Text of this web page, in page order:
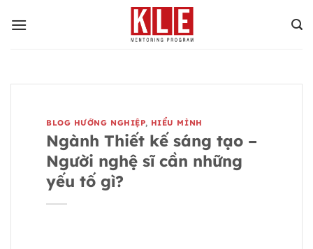
qua
BLOG HƯỚNG NGHIỆP, HIỂU MÌNH
Ngành Thiết kế sáng tạo –
Người nghệ sĩ cần những
yếu tố gì?